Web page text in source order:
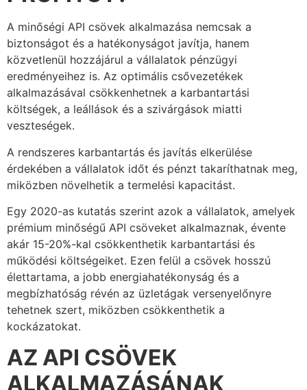
A minőségi API csövek alkalmazása nemcsak a
biztonságot és a hatékonyságot javítja, hanem
közvetlenül hozzájárul a vállalatok pénzügyi
eredményeihez is. Az optimális csővezetékek
alkalmazásával csökkenhetnek a karbantartási
költségek, a leállások és a szivárgások miatti
veszteségek.
A rendszeres karbantartás és javítás elkerülése
érdekében a vállalatok időt és pénzt takaríthatnak meg,
miközben növelhetik a termelési kapacitást.
Egy 2020-as kutatás szerint azok a vállalatok, amelyek
prémium minőségű API csöveket alkalmaznak, évente
akár 15-20%-kal csökkenthetik karbantartási és
működési költségeiket. Ezen felül a csövek hosszú
élettartama, a jobb energiahatékonyság és a
megbízhatóság révén az üzletágak versenyelőnyre
tehetnek szert, miközben csökkenthetik a
kockázatokat.
AZ API CSÖVEK
ALKALMAZÁSÁNAK